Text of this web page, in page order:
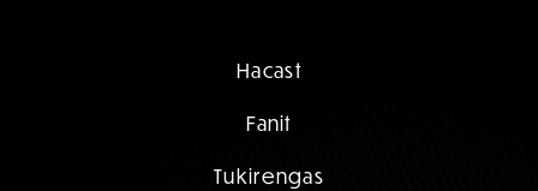
Hacast
Fanit
Tukirengas